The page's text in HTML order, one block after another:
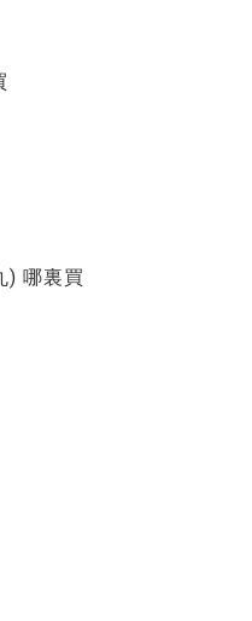
) 哪裏買